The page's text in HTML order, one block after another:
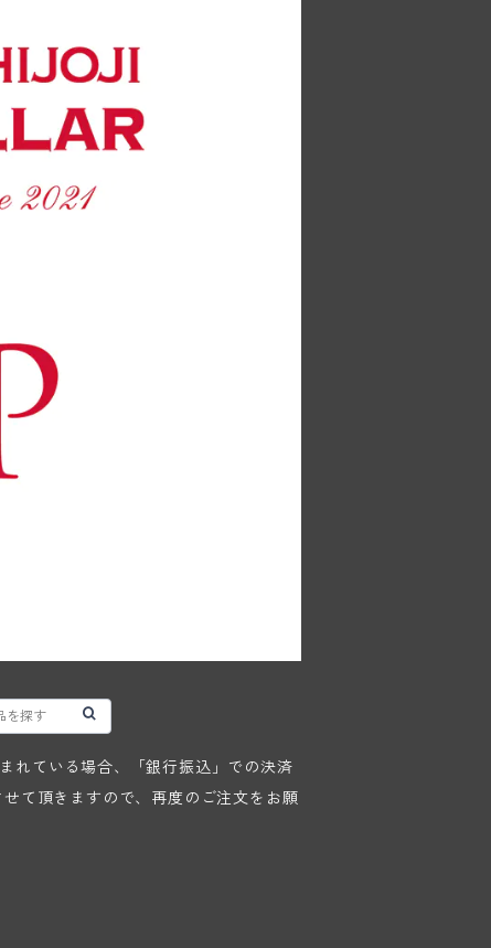
れている場合、「銀行振込」での決済
て頂きますので、再度のご注文をお願